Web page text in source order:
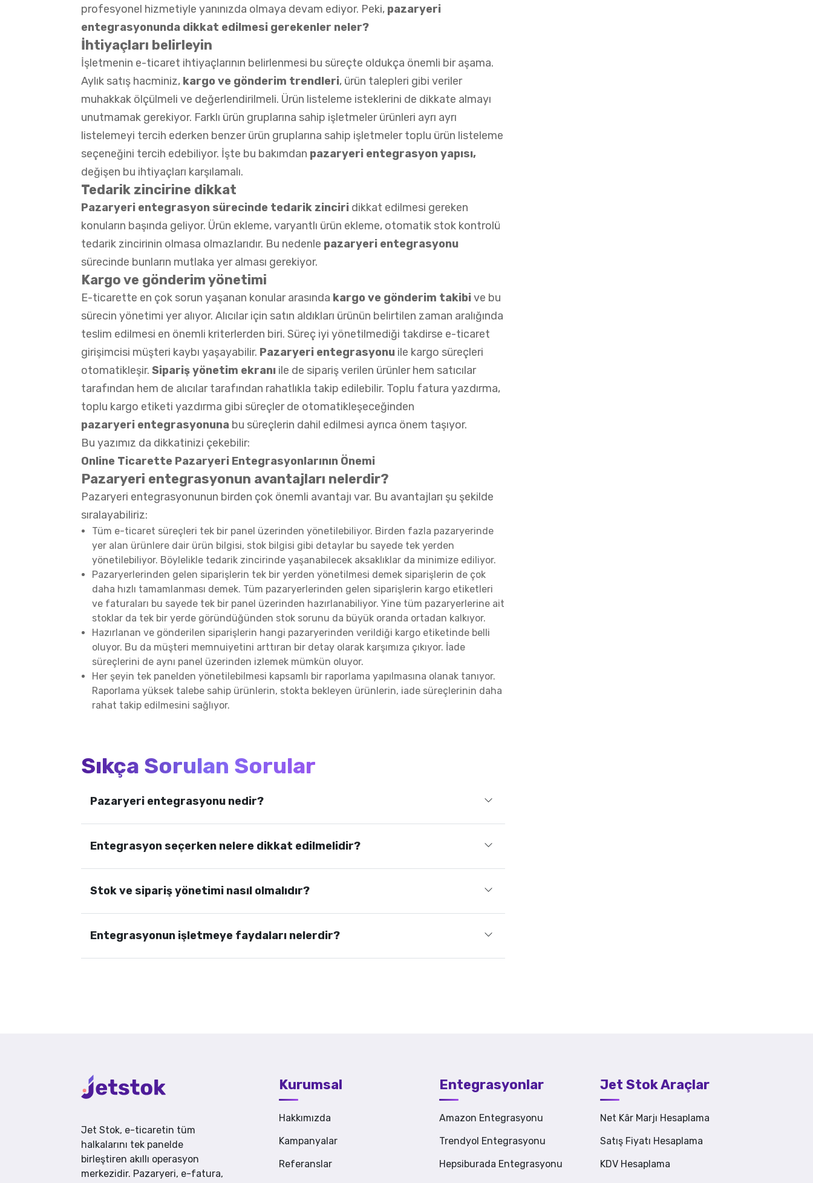
profesyonel hizmetiyle yanınızda olmaya devam ediyor. Peki, pazaryeri
entegrasyonunda dikkat edilmesi gerekenler neler?
İhtiyaçları belirleyin
İşletmenin e-ticaret ihtiyaçlarının belirlenmesi bu süreçte oldukça önemli bir aşama.
Aylık satış hacminiz, kargo ve gönderim trendleri, ürün talepleri gibi veriler
muhakkak ölçülmeli ve değerlendirilmeli. Ürün listeleme isteklerini de dikkate almayı
unutmamak gerekiyor. Farklı ürün gruplarına sahip işletmeler ürünleri ayrı ayrı
listelemeyi tercih ederken benzer ürün gruplarına sahip işletmeler toplu ürün listeleme
seçeneğini tercih edebiliyor. İşte bu bakımdan pazaryeri entegrasyonyapısı,
değişen bu ihtiyaçları karşılamalı.
Tedarik zincirine dikkat
Pazaryeri entegrasyon sürecinde tedarik zinciri dikkat edilmesi gereken
konuların başında geliyor. Ürün ekleme, varyantlı ürün ekleme, otomatik stok kontrolü
tedarik zincirinin olmasa olmazlarıdır. Bu nedenle pazaryeri entegrasyonu
sürecinde bunların mutlaka yer alması gerekiyor.
Kargo ve gönderim yönetimi
E-ticarette en çok sorun yaşanan konular arasında kargo ve gönderim takibive bu
sürecin yönetimi yer alıyor. Alıcılar için satın aldıkları ürünün belirtilen zaman aralığında
teslim edilmesi en önemli kriterlerden biri. Süreç iyi yönetilmediği takdirse e-ticaret
girişimcisi müşteri kaybı yaşayabilir. Pazaryeri entegrasyonu ile kargo süreçleri
otomatikleşir.Sipariş yönetim ekranı ile de sipariş verilen ürünler hem satıcılar
tarafından hem de alıcılar tarafından rahatlıkla takip edilebilir. Toplu fatura yazdırma,
toplu kargo etiketi yazdırma gibi süreçler de otomatikleşeceğinden
pazaryeri entegrasyonuna bu süreçlerin dahil edilmesi ayrıca önem taşıyor.
Bu yazımız da dikkatinizi çekebilir:
Online Ticarette Pazaryeri Entegrasyonlarının Önemi
Pazaryeri entegrasyonun avantajları nelerdir?
Pazaryeri entegrasyonunun birden çok önemli avantajı var. Bu avantajları şu şekilde
sıralayabiliriz:
Tüm e-ticaret süreçleri tek bir panel üzerinden yönetilebiliyor. Birden fazla pazaryerinde
yer alan ürünlere dair ürün bilgisi, stok bilgisi gibi detaylar bu sayede tek yerden
yönetilebiliyor. Böylelikle tedarik zincirinde yaşanabilecek aksaklıklar da minimize ediliyor.
Pazaryerlerinden gelen siparişlerin tek bir yerden yönetilmesi demek siparişlerin de çok
daha hızlı tamamlanması demek. Tüm pazaryerlerinden gelen siparişlerin kargo etiketleri
ve faturaları bu sayede tek bir panel üzerinden hazırlanabiliyor. Yine tüm pazaryerlerine ait
stoklar da tek bir yerde göründüğünden stok sorunu da büyük oranda ortadan kalkıyor.
Hazırlanan ve gönderilen siparişlerin hangi pazaryerinden verildiği kargo etiketinde belli
oluyor. Bu da müşteri memnuiyetini arttıran bir detay olarak karşımıza çıkıyor. İade
süreçlerini de aynı panel üzerinden izlemek mümkün oluyor.
Her şeyin tek panelden yönetilebilmesi kapsamlı bir raporlama yapılmasına olanak tanıyor.
Raporlama yüksek talebe sahip ürünlerin, stokta bekleyen ürünlerin, iade süreçlerinin daha
rahat takip edilmesini sağlıyor.
Sıkça Sorulan Sorular
Pazaryeri entegrasyonu nedir?
Entegrasyon seçerken nelere dikkat edilmelidir?
Stok ve sipariş yönetimi nasıl olmalıdır?
Entegrasyonun işletmeye faydaları nelerdir?
Jet Stok, e-ticaretin tüm
halkalarını tek panelde
birleştiren akıllı operasyon
merkezidir. Pazaryeri, e-fatura,
Kurumsal
Hakkımızda
Kampanyalar
Referanslar
Entegrasyonlar
Amazon Entegrasyonu
Trendyol Entegrasyonu
Hepsiburada Entegrasyonu
Jet Stok Araçlar
Net Kâr Marjı Hesaplama
Satış Fiyatı Hesaplama
KDV Hesaplama